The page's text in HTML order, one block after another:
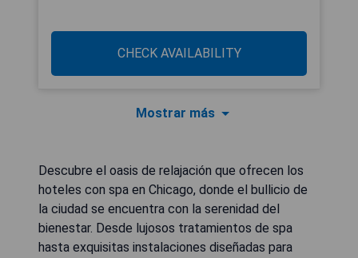
CHECK AVAILABILITY
Mostrar más
Descubre el oasis de relajación que ofrecen los
hoteles con spa en Chicago, donde el bullicio de
la ciudad se encuentra con la serenidad del
bienestar. Desde lujosos tratamientos de spa
hasta exquisitas instalaciones diseñadas para